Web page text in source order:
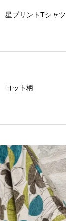
星プリントTシャツ
ヨット柄